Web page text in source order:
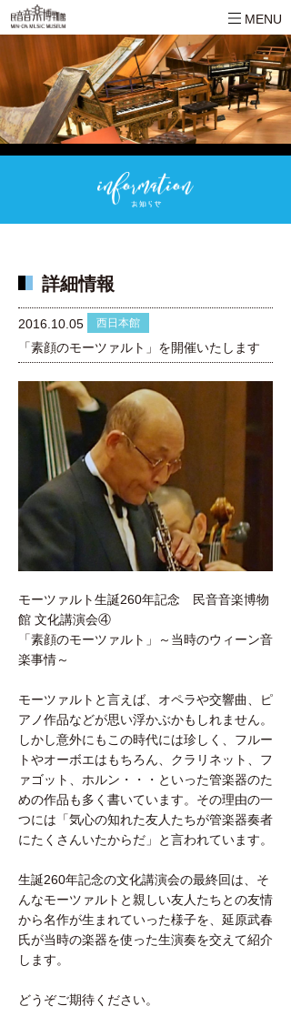
MENU
詳細情報
2016.10.05 西日本館
「素顔のモーツァルト」を開催いたします
モーツァルト生誕260年記念 民音音楽博物
館 文化講演会④
「素顔のモーツァルト」～当時のウィーン音
楽事情～
モーツァルトと言えば、オペラや交響曲、ピ
アノ作品などが思い浮かぶかもしれません。
しかし意外にもこの時代には珍しく、フルー
トやオーボエはもちろん、クラリネット、フ
ァゴット、ホルン・・・といった管楽器のた
めの作品も多く書いています。その理由の一
つには「気心の知れた友人たちが管楽器奏者
にたくさんいたからだ」と言われています。
生誕260年記念の文化講演会の最終回は、そ
んなモーツァルトと親しい友人たちとの友情
から名作が生まれていった様子を、延原武春
氏が当時の楽器を使った生演奏を交えて紹介
します。
どうぞご期待ください。